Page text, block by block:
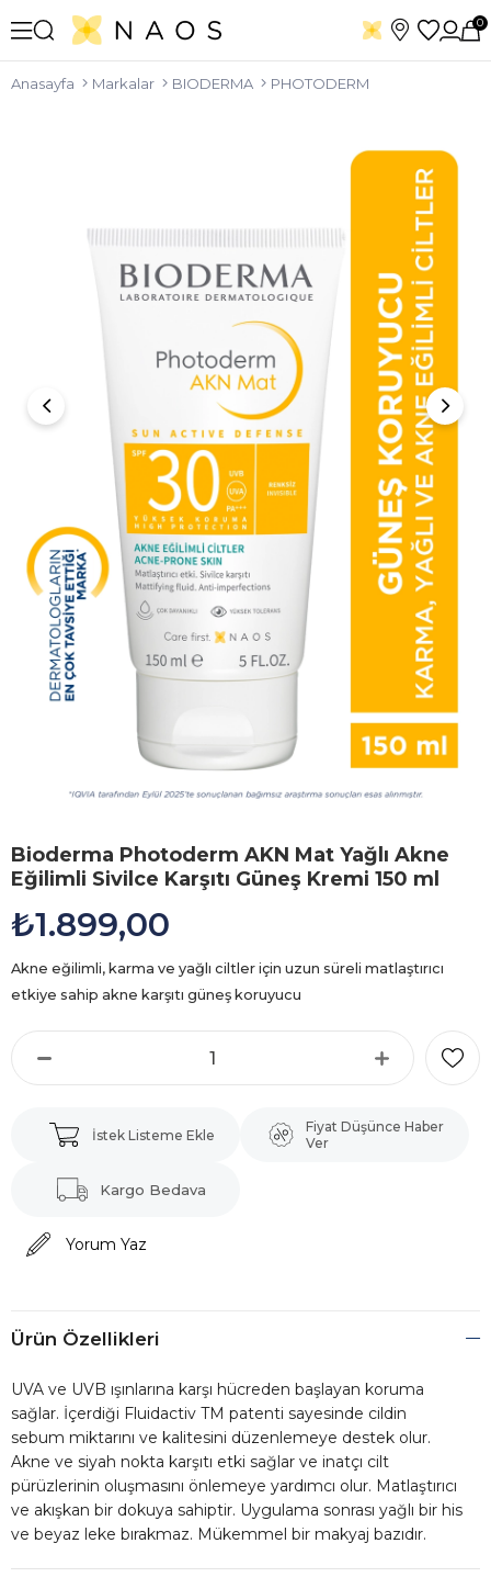
0
Anasayfa Markalar BIODERMA PHOTODERM
Bioderma Photoderm AKN Mat Yağlı Akne
Eğilimli Sivilce Karşıtı Güneş Kremi 150 ml
₺1.899,00
Akne eğilimli, karma ve yağlı ciltler için uzun süreli matlaştırıcı
etkiye sahip akne karşıtı güneş koruyucu
İstek Listeme Ekle
Fiyat Düşünce Haber
Ver
Kargo Bedava
Yorum Yaz
Ürün Özellikleri
UVA ve UVB ışınlarına karşı hücreden başlayan koruma
sağlar. İçerdiği Fluidactiv TM patenti sayesinde cildin
sebum miktarını ve kalitesini düzenlemeye destek olur.
Akne ve siyah nokta karşıtı etki sağlar ve inatçı cilt
pürüzlerinin oluşmasını önlemeye yardımcı olur. Matlaştırıcı
ve akışkan bir dokuya sahiptir. Uygulama sonrası yağlı bir his
ve beyaz leke bırakmaz. Mükemmel bir makyaj bazıdır.